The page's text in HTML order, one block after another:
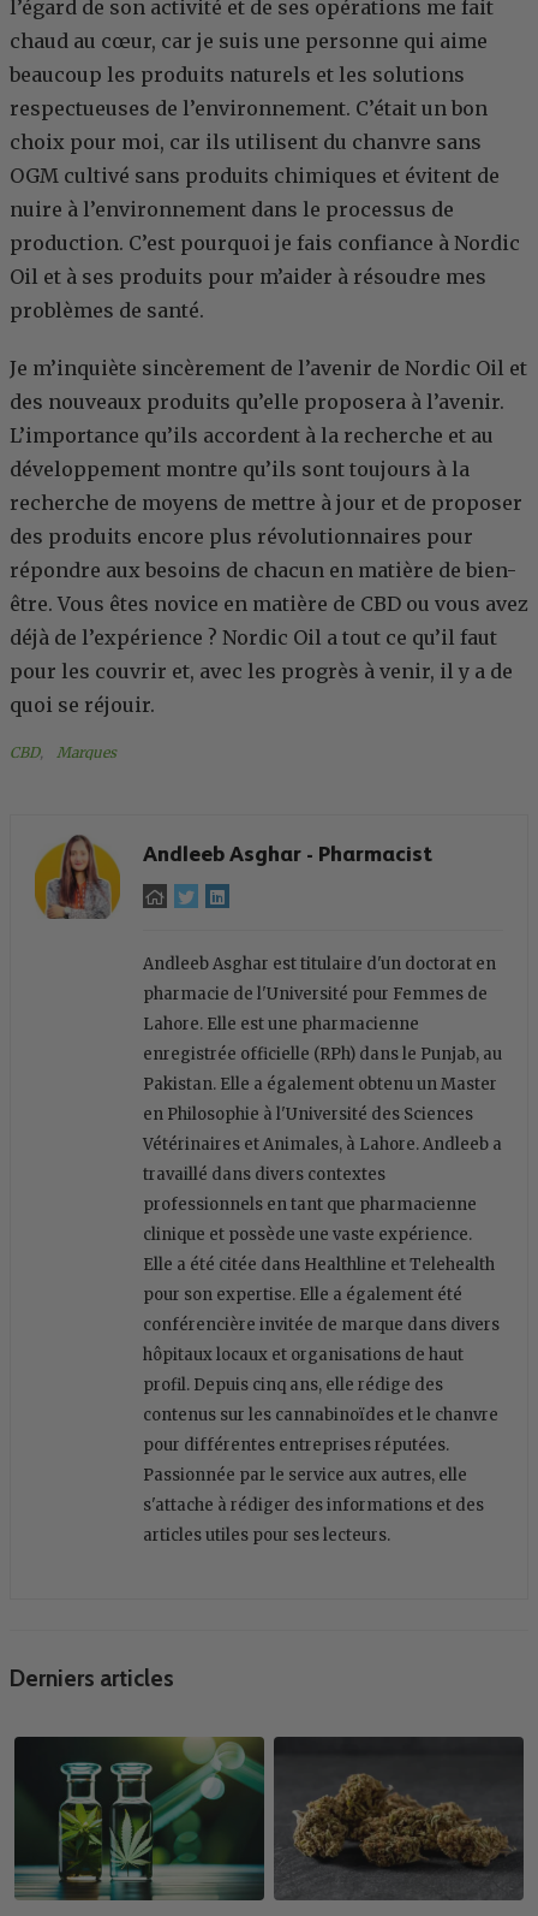
l’égard de son activité et de ses opérations me fait
chaud au cœur, car je suis une personne qui aime
beaucoup les produits naturels et les solutions
respectueuses de l’environnement. C’était un bon
choix pour moi, car ils utilisent du chanvre sans
OGM cultivé sans produits chimiques et évitent de
nuire à l’environnement dans le processus de
production. C’est pourquoi je fais confiance à Nordic
Oil et à ses produits pour m’aider à résoudre mes
problèmes de santé.
Je m’inquiète sincèrement de l’avenir de Nordic Oil et
des nouveaux produits qu’elle proposera à l’avenir.
L’importance qu’ils accordent à la recherche et au
développement montre qu’ils sont toujours à la
recherche de moyens de mettre à jour et de proposer
des produits encore plus révolutionnaires pour
répondre aux besoins de chacun en matière de bien-
être. Vous êtes novice en matière de CBD ou vous avez
déjà de l’expérience ? Nordic Oil a tout ce qu’il faut
pour les couvrir et, avec les progrès à venir, il y a de
quoi se réjouir.
CBD, Marques
Andleeb Asghar - Pharmacist
Andleeb Asghar est titulaire d'un doctorat en
pharmacie de l'Université pour Femmes de
Lahore. Elle est une pharmacienne
enregistrée officielle (RPh) dans le Punjab, au
Pakistan. Elle a également obtenu un Master
en Philosophie à l'Université des Sciences
Vétérinaires et Animales, à Lahore. Andleeb a
travaillé dans divers contextes
professionnels en tant que pharmacienne
clinique et possède une vaste expérience.
Elle a été citée dans Healthline et Telehealth
pour son expertise. Elle a également été
conférencière invitée de marque dans divers
hôpitaux locaux et organisations de haut
profil. Depuis cinq ans, elle rédige des
contenus sur les cannabinoïdes et le chanvre
pour différentes entreprises réputées.
Passionnée par le service aux autres, elle
s'attache à rédiger des informations et des
articles utiles pour ses lecteurs.
Derniers articles